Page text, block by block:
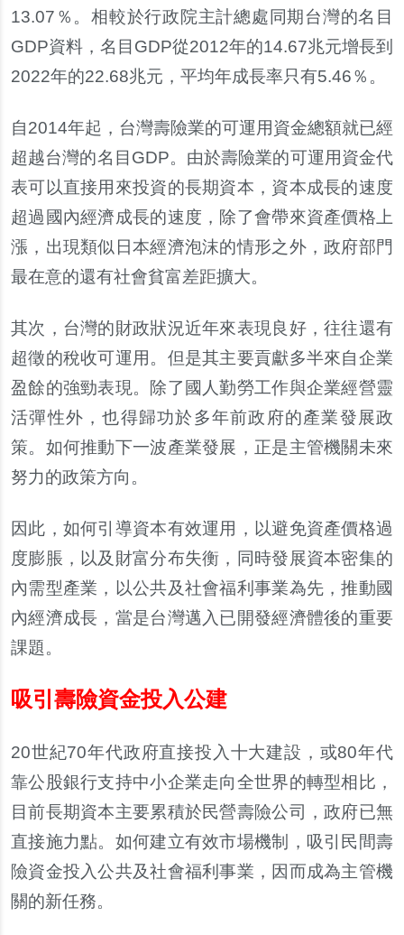
13.07 ％。相較於行政院主計總處同期台灣的名目
GDP資料，名目 GDP從2012年的14.67兆元增長到
2022年的22.68兆元，平均年成長率只有5.46％。
自2014年起，台灣壽險業的可運用資金總額就已經
超越台灣的名目 GDP。由於壽險業的可運用資金代
表可以直接用來投資的長期資本，資本成長的速度
超過國內經濟成長的速度，除了會帶來資產價格上
漲，出現類似日本經濟泡沫的情形之外，政府部門
最在意的還有社會貧富差距擴大。
其次，台灣的財政狀況近年來表現良好，往往還有
超徵的稅收可運用。但是其主要貢獻多半來自企業
盈餘的強勁表現。除了國人勤勞工作與企業經營靈
活彈性外，也得歸功於多年前政府的產業發展政
策。如何推動下一波產業發展，正是主管機關未來
努力的政策方向。
因此，如何引導資本有效運用，以避免資產價格過
度膨脹，以及財富分布失衡，同時發展資本密集的
內需型產業，以公共及社會福利事業為先，推動國
內經濟成長，當是台灣邁入已開發經濟體後的重要
課題。
吸引壽險資金投入公建
20世紀70年代政府直接投入十大建設，或80年代
靠公股銀行支持中小企業走向全世界的轉型相比，
目前長期資本主要累積於民營壽險公司，政府已無
直接施力點。如何建立有效市場機制，吸引民間壽
險資金投入公共及社會福利事業，因而成為主管機
關的新任務。